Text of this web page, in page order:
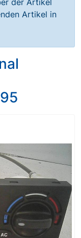
der Artikel
Artikel in